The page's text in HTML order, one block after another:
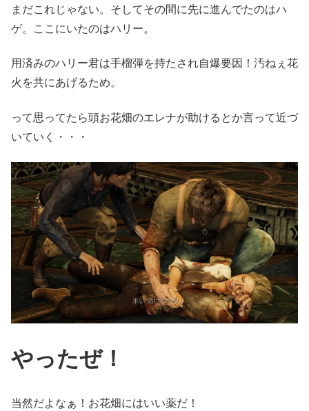
まだこれじゃない。そしてその間に先に進んでたのはハ
ゲ。ここにいたのはハリー。
用済みのハリー君は手榴弾を持たされ自爆要因！汚ねぇ花
火を共にあげるため。
って思ってたら頭お花畑のエレナが助けるとか言って近づ
いていく・・・
やったぜ！
当然だよなぁ！お花畑にはいい薬だ！